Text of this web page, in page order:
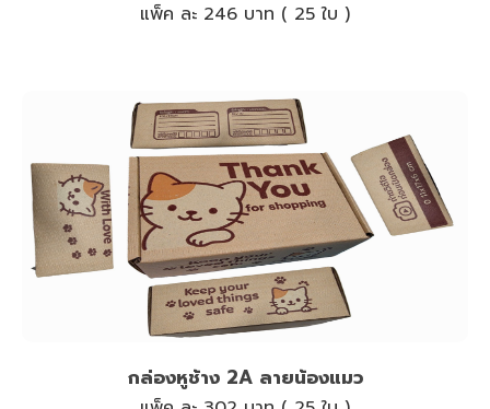
แพ็ค ละ 246 บาท ( 25 ใบ )
กล่องหูช้าง 2A ลายน้องแมว